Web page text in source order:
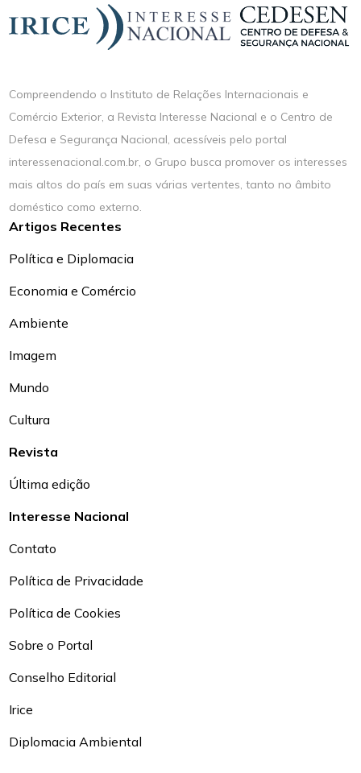
Compreendendo o Instituto de Relações Internacionais e
Comércio Exterior, a Revista Interesse Nacional e o Centro de
Defesa e Segurança Nacional, acessíveis pelo portal
interessenacional.com.br, o Grupo busca promover os interesses
mais altos do país em suas várias vertentes, tanto no âmbito
doméstico como externo.
Artigos Recentes
Política e Diplomacia
Economia e Comércio
Ambiente
Imagem
Mundo
Cultura
Revista
Última edição
Interesse Nacional
Contato
Política de Privacidade
Política de Cookies
Sobre o Portal
Conselho Editorial
Irice
Diplomacia Ambiental